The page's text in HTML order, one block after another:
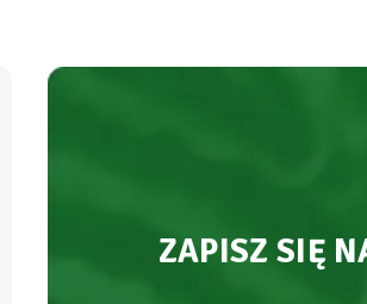
ZAPISZ SIĘ